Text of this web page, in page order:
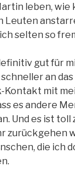
leben, wie
Leuten
selten so
gut für
an
Kontakt mit
es andere
Und es ist toll
zurückgehen
die ich